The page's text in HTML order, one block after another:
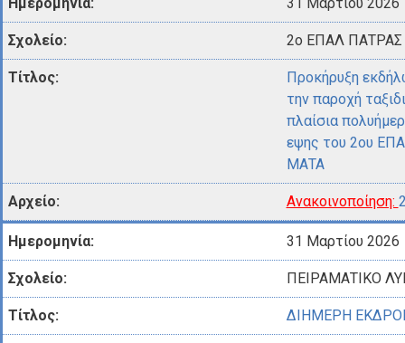
2o ΕΠΑΛ ΠΑΤΡΑΣ
Προκήρυξη
την παροχή
πλαίσια
εψης του 2ου
ΜΑΤΑ
Ανακοινοποίηση:
31 Μαρτίου 2026
ΠΕΙΡΑΜΑΤΙΚΟ
ΔΙΗΜΕΡΗ